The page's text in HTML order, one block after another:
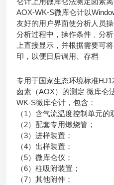
AOX-WK-S微库仑计以
友好的用户界面使分析人员
分析过程中，操作条件﹑分
上直接显示，并根据需要可
印，以便日后调用、存档
专用于国家生态环境标准
卤素（AOX）的测定 微库仑
WK-S微库仑计，包含：
（1）含气流温度控制单元的
（2）配套专用燃烧管；
（3）进样装置；
（4）出样装置；
（5）微库仑仪；
（6）柱吸附装置；
（7）其他附件；